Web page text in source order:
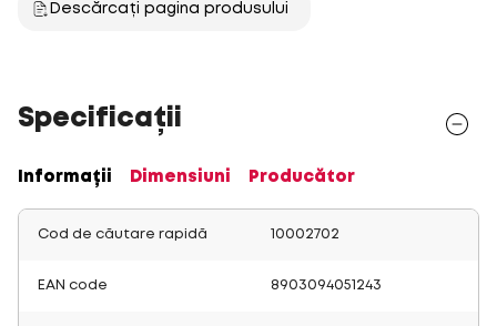
Descărcați pagina produsului
Specificații
Informații Dimensiuni Producător
Cod de căutare rapidă 10002702
EAN code 8903094051243